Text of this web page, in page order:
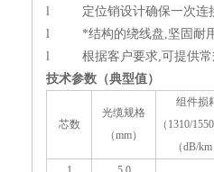
l 定位销设计确保一次连接
l *结构的绕线盘,坚固耐用、
l 根据客户要求,可提供常
技术参数（典型值）
芯数
光缆规格
（mm）
组件损
（1310/
（dB/km